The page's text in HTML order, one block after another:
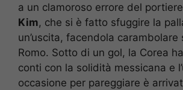
a un clamoroso errore del
Kim, che si è fatto sfuggire la
un’uscita, facendola carambolare
Romo. Sotto di un gol, la Corea
conti con la solidità messicana e
occasione per pareggiare è